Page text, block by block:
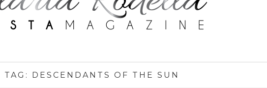
TAG: DESCENDANTS OF THE SUN